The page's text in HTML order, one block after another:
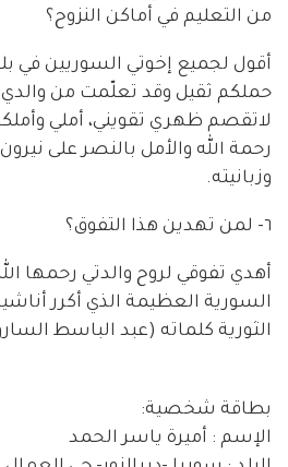
من التعليم في أماكن النزوح؟
أقول لجميع إخوتي السوريين في
حملكم ثقيل وقد تعلّمت من والدي
لاتقصم ظهري تقويني، أملي
رحمة الله والأمل بالنصر على
وزبانيته.
٦- لمن تهدين هذا التفوق؟
أهدي تفوقي لروح والدتي رحمها
السورية العظيمة الذي أكرر
الثورية كلماته (عبد الباسط
بطاقة شخصية:
الإسم : أميرة ياسر الحمد